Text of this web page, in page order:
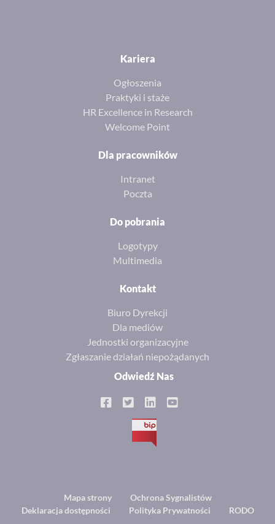
Kariera
Ogłoszenia
Praktyki i staże
HR Excellence in Research
Welcome Point
Dla pracowników
Intranet
Poczta
Do pobrania
Logotypy
Multimedia
Kontakt
Biuro Dyrekcji
Dla mediów
Jednostki organizacyjne
Zgłaszanie działań niepożądanych
Odwiedź Nas
BIP
FooterMapa strony
Ochrona Sygnalistów
Deklaracja dostępności
Polityka Prywatności RODO